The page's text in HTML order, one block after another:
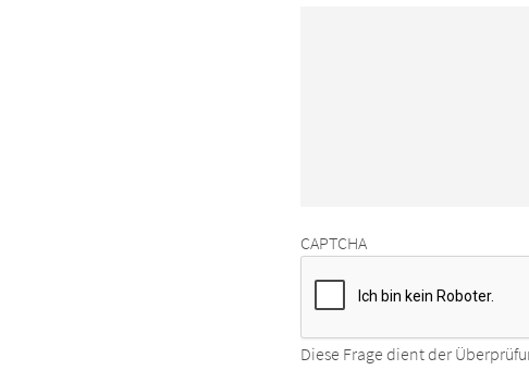
CAPTCHA
Diese Frage dient der